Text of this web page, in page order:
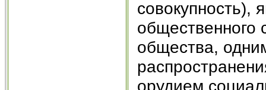
совокупность),
общественного
общества,
орудием